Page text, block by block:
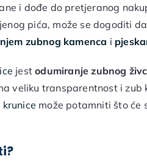
i dođe do pretjeranog
pića, može se dogoditi
zubnog kamenca i
jestodumiranje zubnog
veliku transparentnost i zub
krunice može potamniti što će